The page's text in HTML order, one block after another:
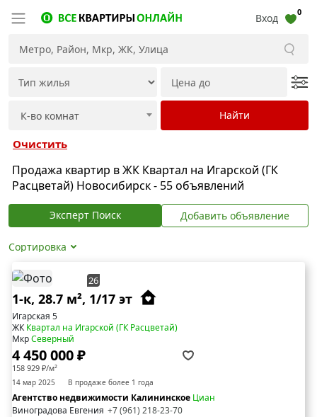
Вход 0
Очистить
Продажа квартир в ЖК Квартал на Игарской (ГК
Расцветай) Новосибирск - 55 объявлений
Эксперт Поиск Добавить объявление
Сортировка
26
1-к, 28.7 м², 1/17 эт
Игарская 5
ЖККвартал на Игарской (ГК Расцветай)
МкрСеверный
4 450 000 ₽
158 929 ₽/м²
14 мар 2025 В продаже более 1 года
Агентство недвижимости Калининское Циан
Виноградова Евгения +7 (961) 218-23-70